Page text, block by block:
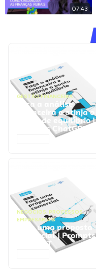
07:43
GESTÃO FINANCEIRA
Faça a análise
financeira e atinja o
ponto de equilíbrio |
Prompts ChatGPT
NEGÓCIOS, PROCESSOS
EMPRESARIAIS
Faça uma proposta
comercial | Prompts
ChatGPT